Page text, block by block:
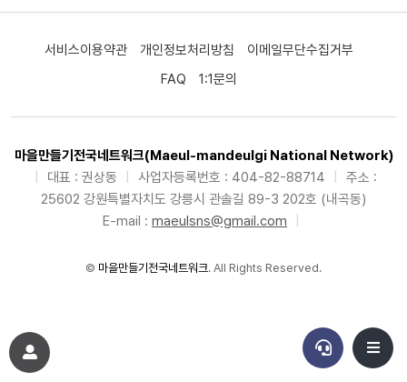
서비스이용약관 개인정보처리방침
이메일무단수집거부
FAQ
1:1문의
마을만들기전국네트워크(Maeul-mandeulgi National Network)
대표 : 권상동 사업자등록번호 : 404-82-88714
주소 :
25602 강원특별자치도 강릉시 관솔길 89-3 202호 (내곡동)
E-mail : maeulsns@gmail.com
© 마을만들기전국네트워크. All Rights Reserved.